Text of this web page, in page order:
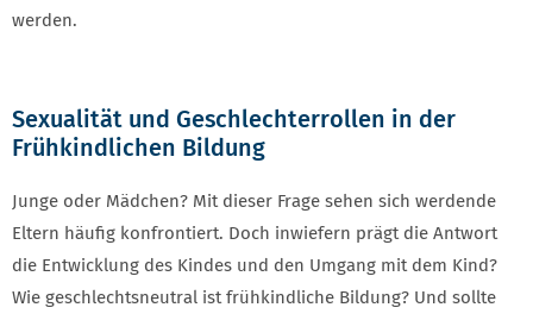
werden.
Sexualität und Geschlechterrollen in der
Frühkindlichen Bildung
Junge oder Mädchen? Mit dieser Frage sehen sich werdende
Eltern häufig konfrontiert. Doch inwiefern prägt die Antwort
die Entwicklung des Kindes und den Umgang mit dem Kind?
Wie geschlechtsneutral ist frühkindliche Bildung? Und sollte